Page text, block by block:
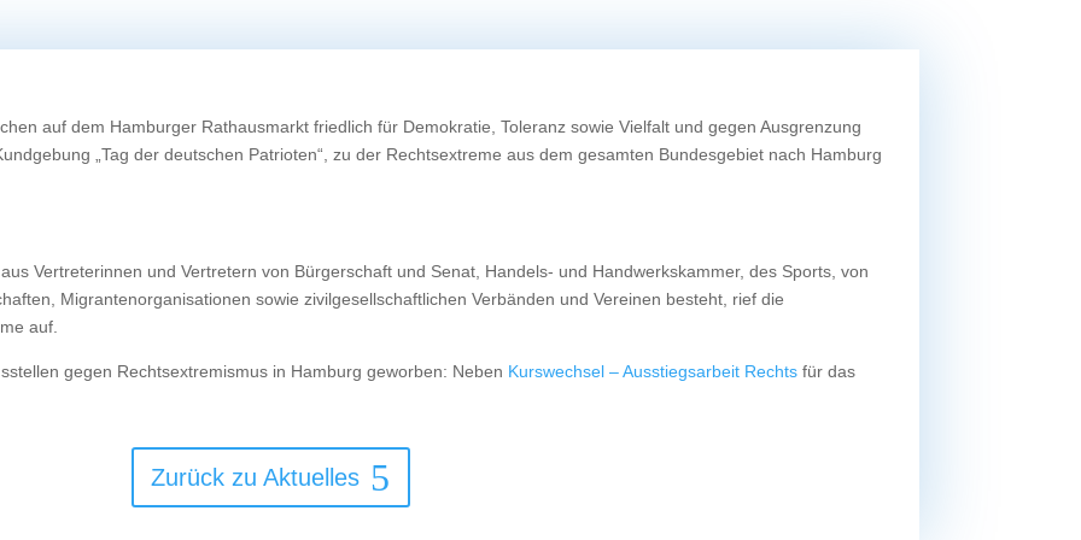
auf dem Hamburger Rathausmarkt friedlich für Demokratie, Toleranz sowie Vielfalt und gegen Ausgrenzung
„Tag der deutschen Patrioten“, zu der Rechtsextreme aus dem gesamten Bundesgebiet nach Hamburg
Vertreterinnen und Vertretern von Bürgerschaft und Senat, Handels- und Handwerkskammer, des Sports, von
Migrantenorganisationen sowie zivilgesellschaftlichen Verbänden und Vereinen besteht, rief die
auf.
gegen Rechtsextremismus in Hamburg geworben: Neben Kurswechsel – Ausstiegsarbeit Rechts für das
Zurück zu Aktuelles